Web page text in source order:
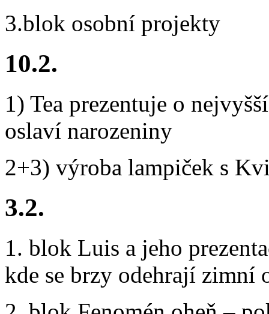
3.blok osobní projekty
10.2.
1) Tea prezentuje o
oslaví narozeniny
2+3) výroba lampiček s
3.2.
1. blok Luis a jeho
kde se brzy odehrají zimní